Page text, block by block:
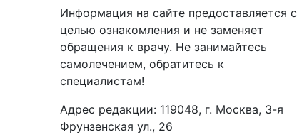
Информация на сайте предоставляется с
целью ознакомления и не заменяет
обращения к врачу. Не занимайтесь
самолечением, обратитесь к
специалистам!
Адрес редакции: 119048, г. Москва, 3-я
Фрунзенская ул., 26